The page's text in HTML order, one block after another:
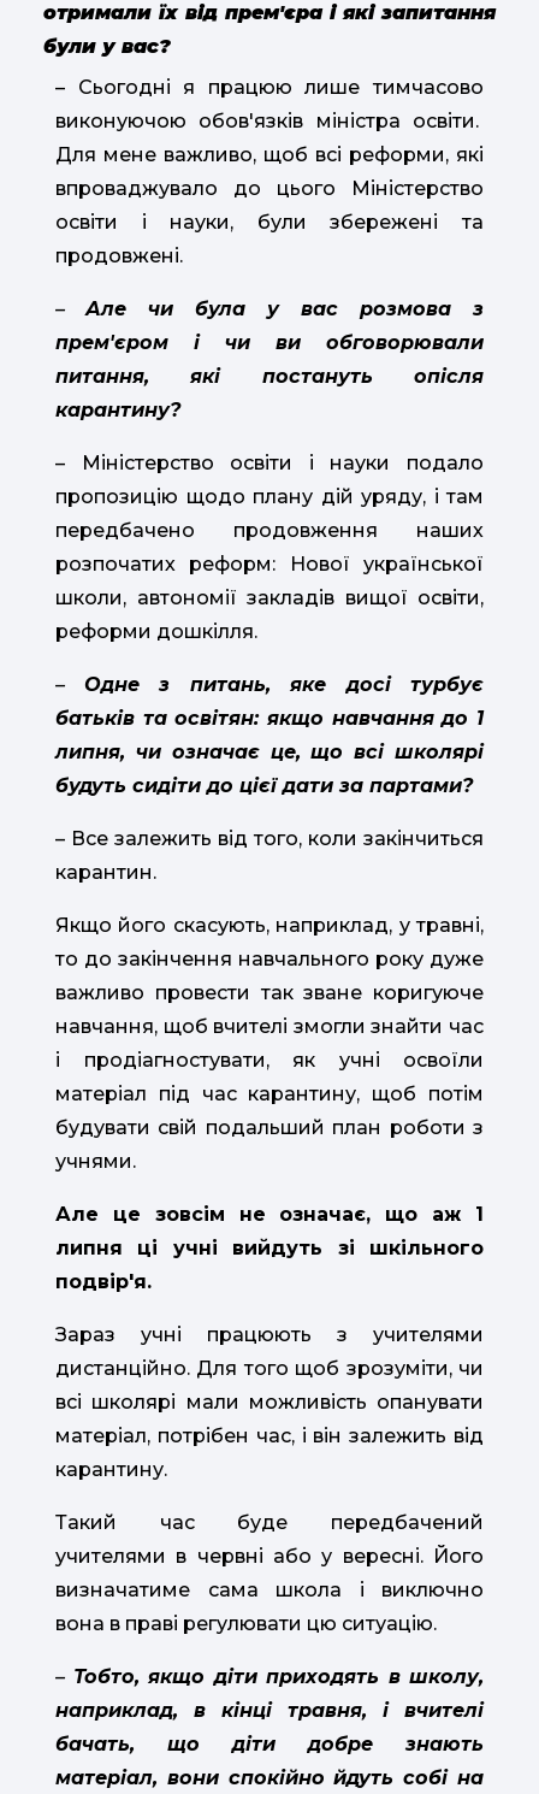
отримали їх від прем'єра і які запитання
були у вас?
– Сьогодні я працюю лише тимчасово
виконуючою обов'язків міністра освіти.
Для мене важливо, щоб всі реформи, які
впроваджувало до цього Міністерство
освіти і науки, були збережені та
продовжені.
–Але чи була у вас розмова з
прем'єром і чи ви обговорювали
питання, які постануть опісля
карантину?
– Міністерство освіти і науки подало
пропозицію щодо плану дій уряду, і там
передбачено продовження наших
розпочатих реформ: Нової української
школи, автономії закладів вищої освіти,
реформи дошкілля.
– Одне з питань, яке досі турбує
батьків та освітян: якщо навчання до 1
липня, чи означає це, що всі школярі
будуть сидіти до цієї дати за партами?
– Все залежить від того, коли закінчиться
карантин.
Якщо його скасують, наприклад, у травні,
то до закінчення навчального року дуже
важливо провести так зване коригуюче
навчання, щоб вчителі змогли знайти час
і продіагностувати, як учні освоїли
матеріал під час карантину, щоб потім
будувати свій подальший план роботи з
учнями.
Але це зовсім не означає, що аж 1
липня ці учні вийдуть зі шкільного
подвір'я.
Зараз учні працюють з учителями
дистанційно. Для того щоб зрозуміти, чи
всі школярі мали можливість опанувати
матеріал, потрібен час, і він залежить від
карантину.
Такий час буде передбачений
учителями в червні або у вересні. Його
визначатиме сама школа і виключно
вона в праві регулювати цю ситуацію.
– Тобто, якщо діти приходять в школу,
наприклад, в кінці травня, і вчителі
бачать, що діти добре знають
матеріал, вони спокійно йдуть собі на